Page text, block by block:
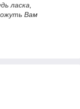
ласка,
Вам